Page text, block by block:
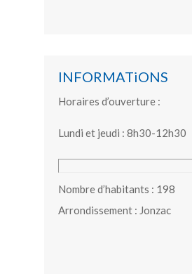
INFORMATiONS
Horaires d’ouverture :
Lundi et jeudi : 8h30-12h30
Nombre d’habitants : 198
Arrondissement : Jonzac